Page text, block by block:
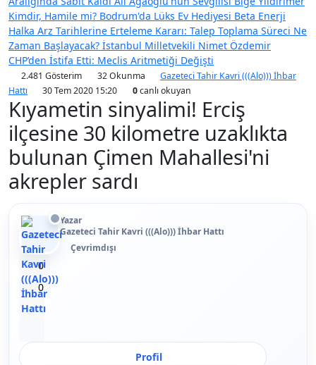
Kimdir, Hamile mi? Bodrum'da Lüks Ev Hediyesi Beta Enerji
Halka Arz Tarihlerine Erteleme Kararı: Talep Toplama Süreci Ne
Zaman Başlayacak? İstanbul Milletvekili Nimet Özdemir
CHP’den İstifa Etti: Meclis Aritmetiği Değişti
2.481 Gösterim 32 Okunma
Gazeteci Tahir Kavri (((Alo))) İhbar
Hattı
30 Tem 2020 15:20 0canlı okuyan
Kıyametin sinyalimi! Erciş
ilçesine 30 kilometre uzaklıkta
bulunan Çimen Mahallesi'ni
akrepler sardı
Yazar
Gazeteci Tahir Kavri (((Alo))) İhbar Hattı
Çevrimdışı
Beğen
0
Beğenmeme
0
Yer İmi
Profil